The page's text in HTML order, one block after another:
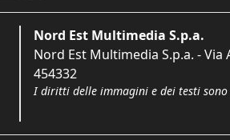
Nord Est Multimedia S.p.a.
Nord Est Multimedia S.p.a. - Via
454332
I diritti delle immagini e dei testi